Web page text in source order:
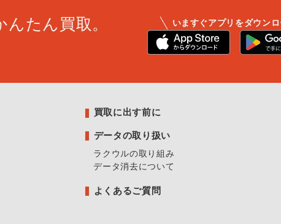
たん買取。
いますぐアプリをダウン
買取に出す前に
データの取り扱い
ラクウルの取り組み
データ消去について
よくあるご質問